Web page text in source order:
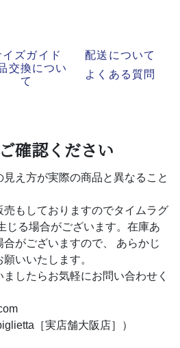
イズガイド
配送について
交換につい
て
よくある質問
確認ください
え方が実際の商品と異なること
もしておりますのでタイムラグ
じる場合がございます。在庫あ
がございますので、 あらかじ
いいたします。
したらお気軽にお問い合わせく
［実店舗大阪店］）